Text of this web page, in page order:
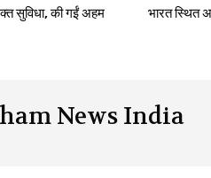
सुविधा, की गईं अहम
भारत स्थित
News India